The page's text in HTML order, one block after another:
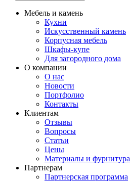
Мебель и камень
Кухни
Искусственный камень
Корпусная мебель
Шкафы-купе
Для загородного дома
О компании
О нас
Новости
Портфолио
Контакты
Клиентам
Отзывы
Вопросы
Статьи
Цены
Материалы и фурнитура
Партнерам
Партнерская программа